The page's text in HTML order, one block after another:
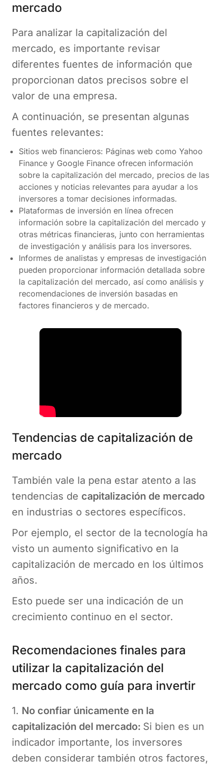
mercado
Para analizar la capitalización del
mercado, es importante revisar
diferentes fuentes de información que
proporcionan datos precisos sobre el
valor de una empresa.
A continuación, se presentan algunas
fuentes relevantes:
Sitios web financieros: Páginas web como Yahoo
Finance y Google Finance ofrecen información
sobre la capitalización del mercado, precios de las
acciones y noticias relevantes para ayudar a los
inversores a tomar decisiones informadas.
Plataformas de inversión en línea ofrecen
información sobre la capitalización del mercado y
otras métricas financieras, junto con herramientas
de investigación y análisis para los inversores.
Informes de analistas y empresas de investigación
pueden proporcionar información detallada sobre
la capitalización del mercado, así como análisis y
recomendaciones de inversión basadas en
factores financieros y de mercado.
Tendencias de capitalización de
mercado
También vale la pena estar atento a las
tendencias de capitalización de mercado
en industrias o sectores específicos.
Por ejemplo, el sector de la tecnología ha
visto un aumento significativo en la
capitalización de mercado en los últimos
años.
Esto puede ser una indicación de un
crecimiento continuo en el sector.
Recomendaciones finales para
utilizar la capitalización del
mercado como guía para invertir
1. No confiar únicamente en la
capitalización del mercado: Si bien es un
indicador importante, los inversores
deben considerar también otros factores,